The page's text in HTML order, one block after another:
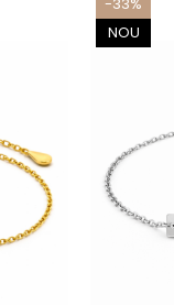
NOU